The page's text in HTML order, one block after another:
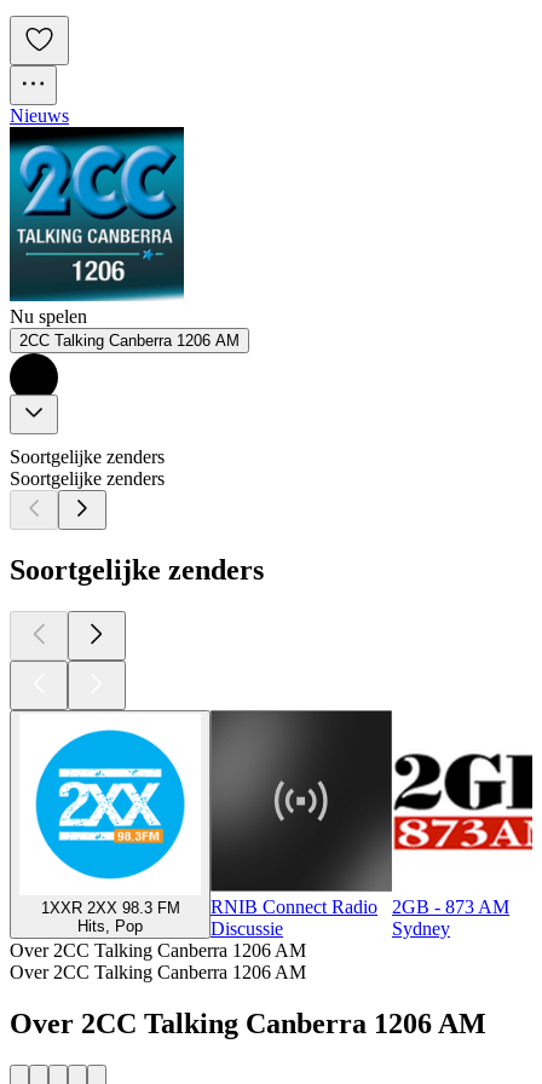
Nieuws
Nu spelen
2CC Talking Canberra 1206 AM
Soortgelijke zenders
Soortgelijke zenders
Soortgelijke zenders
1XXR 2XX 98.3 FM
Hits, Pop
RNIB Connect Radio
Discussie
2GB - 873 AM
Sydney
Over 2CC Talking Canberra 1206 AM
Over 2CC Talking Canberra 1206 AM
Over 2CC Talking Canberra 1206 AM